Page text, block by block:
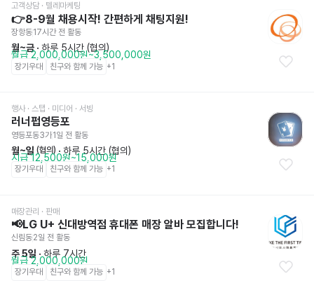
고객상담 · 텔레마케팅
👉8-9월 채용시작! 간편하게 채팅지원!
장항동17시간 전 활동
월~금 · 하루 5시간 (협의)
월급 2,000,000원~3,500,000원
장기우대 친구와 함께 가능 +1
행사 · 스탭 · 미디어 · 서빙
러너펍영등포
영등포동3가1일 전 활동
월~일 (협의) · 하루 5시간 (협의)
시급 12,500원~15,000원
장기우대 친구와 함께 가능 +1
매장관리 · 판매
📢LG U+ 신대방역점 휴대폰 매장 알바 모집합니다!
신림동2일 전 활동
주 5일 · 하루 7시간
월급 2,000,000원
장기우대 친구와 함께 가능 +1